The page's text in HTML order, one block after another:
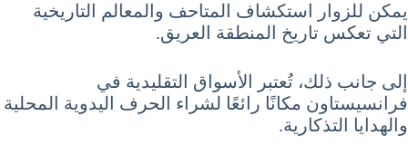
يمكن للزوار استكشاف المتاحف والمعالم التاريخية
التي تعكس تاريخ المنطقة العريق.
إلى جانب ذلك، تُعتبر الأسواق التقليدية في
فرانسيستاون مكانًا رائعًا لشراء الحرف اليدوية المحلية
والهدايا التذكارية.